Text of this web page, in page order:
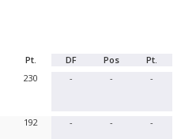
Pt. DF Pos Pt.
230 - - -
192 - - -